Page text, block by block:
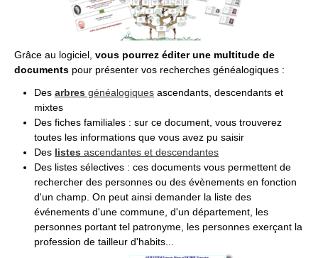
Grâce au logiciel, vous pourrez éditer une multitude de
documents pour présenter vos recherches généalogiques :
Des arbres généalogiques ascendants, descendants et
mixtes
Des fiches familiales : sur ce document, vous trouverez
toutes les informations que vous avez pu saisir
Des listes ascendantes et descendantes
Des listes sélectives : ces documents vous permettent de
rechercher des personnes ou des évènements en fonction
d'un champ. On peut ainsi demander la liste des
événements d'une commune, d'un département, les
personnes portant tel patronyme, les personnes exerçant la
profession de tailleur d'habits...